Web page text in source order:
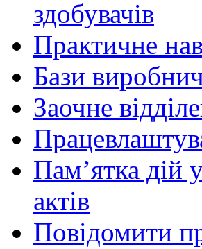
здобувачів
Практичне
Бази
Заочне
Пам’ятка дій
актів
Повідомити